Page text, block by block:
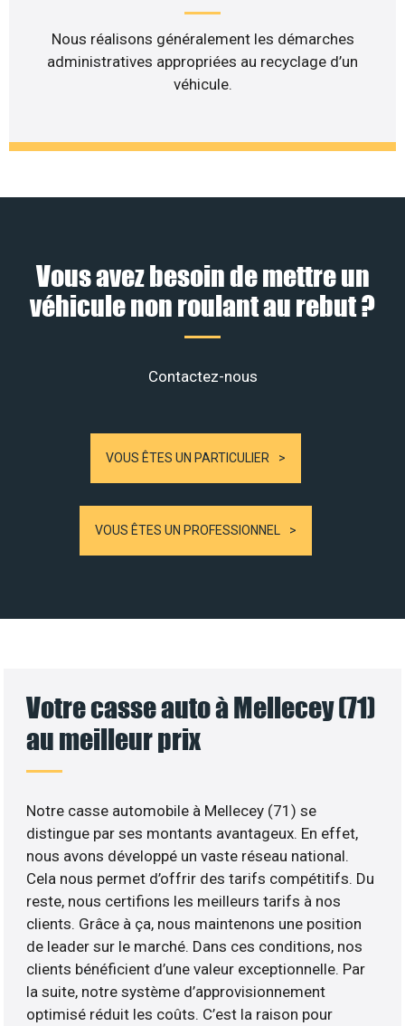
Nous réalisons généralement les démarches
administratives appropriées au recyclage d’un
véhicule.
Vous avez besoin de mettre un
véhicule non roulant au rebut ?
Contactez-nous
VOUS ÊTES UN PARTICULIER
VOUS ÊTES UN PROFESSIONNEL
Votre casse auto à Mellecey (71)
au meilleur prix
Notre casse automobile à Mellecey (71) se
distingue par ses montants avantageux. En effet,
nous avons développé un vaste réseau national.
Cela nous permet d’offrir des tarifs compétitifs. Du
reste, nous certifions les meilleurs tarifs à nos
clients. Grâce à ça, nous maintenons une position
de leader sur le marché. Dans ces conditions, nos
clients bénéficient d’une valeur exceptionnelle. Par
la suite, notre système d’approvisionnement
optimisé réduit les coûts. C’est la raison pour